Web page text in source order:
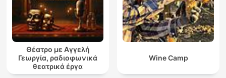
Θέατρο με Αγγελή
Γεωργία, ραδιοφωνικά
θεατρικά έργα
Wine Camp